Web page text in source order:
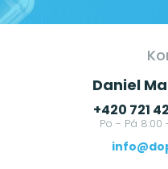
Daniel
+420 721
Po - Pá 8:00